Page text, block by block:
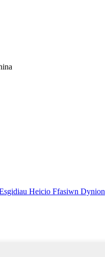
Heicio Ffasiwn Dynion